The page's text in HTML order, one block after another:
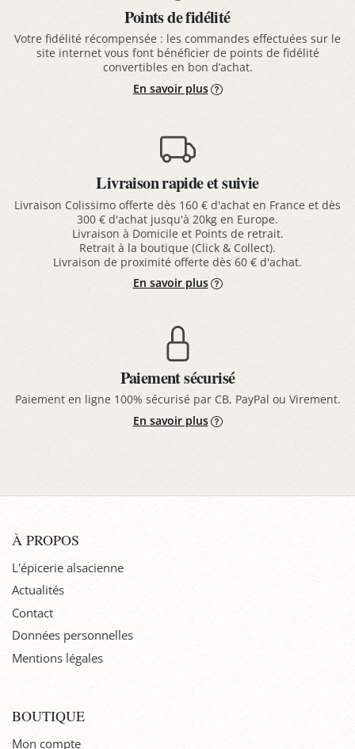
Points de fidélité
Votre fidélité récompensée : les commandes effectuées sur le
site internet vous font bénéficier de points de fidélité
convertibles en bon d’achat.
En savoir plus
Livraison rapide et suivie
Livraison Colissimo offerte dès 160 € d'achat en France et dès
300 € d'achat jusqu'à 20kg en Europe.
Livraison à Domicile et Points de retrait.
Retrait à la boutique (Click & Collect).
Livraison de proximité offerte dès 60 € d'achat.
En savoir plus
Paiement sécurisé
Paiement en ligne 100% sécurisé par CB, PayPal ou Virement.
En savoir plus
À PROPOS
L'épicerie alsacienne
Actualités
Contact
Données personnelles
Mentions légales
BOUTIQUE
Mon compte